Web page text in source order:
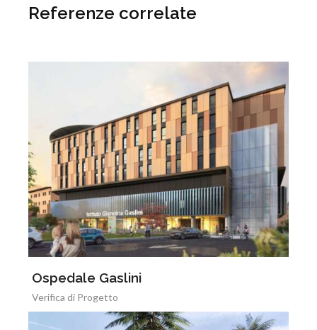
Referenze correlate
Ospedale Gaslini
Verifica di Progetto